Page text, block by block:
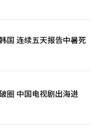
在更新
户将获得+10强化的闪耀古
100%古代损坏恢复券和特
是一项开发负担较大的工
户引入方面都可以期待效
降低了回归用户的进入门
用户满意度产生重大影响。
同时吸引现有用户和新、
智能（AI）系统翻译与编
国 连续五天报告中暑死
圈 中国电视剧出海进